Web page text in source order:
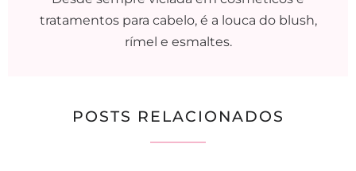
tratamentos para cabelo, é a louca do blush,
rímel e esmaltes.
POSTS RELACIONADOS